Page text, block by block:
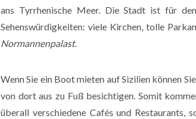
ans Tyrrhenische Meer. Die Stadt ist für
Sehenswürdigkeiten: viele Kirchen, tolle
Normannenpalast.
Wenn Sie ein Boot mieten auf Sizilien können
von dort aus zu Fuß besichtigen. Somit
überall verschiedene Cafés und Restaurants,